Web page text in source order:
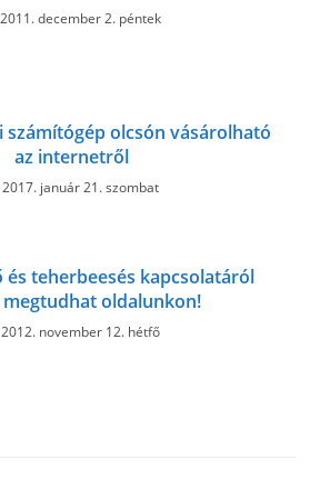
2011. december 2. péntek
számítógép olcsón vásárolható
az internetről
2017. január 21. szombat
és teherbeesés kapcsolatáról
oldalunkon!
2012. november 12. hétfő